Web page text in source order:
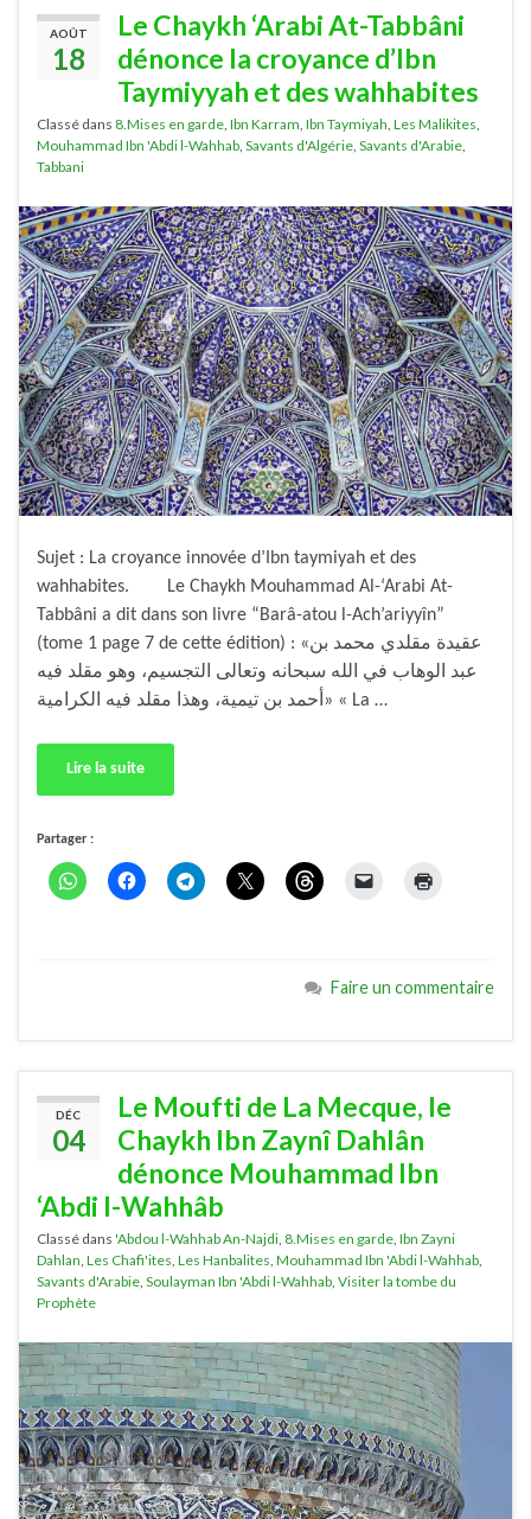
AOÛT
18
Le Chaykh ‘Arabi At-Tabbâni
dénonce la croyance d’Ibn
Taymiyyah et des wahhabites
Classé dans 8.Mises en garde, Ibn Karram, Ibn Taymiyah, Les Malikites,
Mouhammad Ibn 'Abdi l-Wahhab, Savants d'Algérie, Savants d'Arabie,
Tabbani
Sujet : La croyance innovée d’Ibn taymiyah et des
wahhabites. Le Chaykh Mouhammad Al-‘Arabi At-
Tabbâni a dit dans son livre “Barâ-atou l-Ach’ariyyîn”
(tome 1 page 7 de cette édition) : «عقيدة مقلدي محمد بن
عبد الوهاب في الله سبحانه وتعالى التجسيم، وهو مقلد فيه
أحمد بن تيمية، وهذا مقلد فيه الكرامية» « La …
Lire la suite
Partager :
Faire un commentaire
DÉC
04
Le Moufti de La Mecque, le
Chaykh Ibn Zaynî Dahlân
dénonce Mouhammad Ibn
‘Abdi l-Wahhâb
Classé dans 'Abdou l-Wahhab An-Najdi, 8.Mises en garde, Ibn Zayni
Dahlan, Les Chafi'ites, Les Hanbalites, Mouhammad Ibn 'Abdi l-Wahhab,
Savants d'Arabie, Soulayman Ibn 'Abdi l-Wahhab, Visiter la tombe du
Prophète